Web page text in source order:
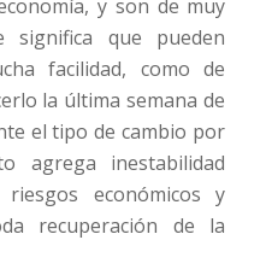
y son de muy
significa que pueden
facilidad, como de
la última semana de
el tipo de cambio por
agrega inestabilidad
económicos y
recuperación de la